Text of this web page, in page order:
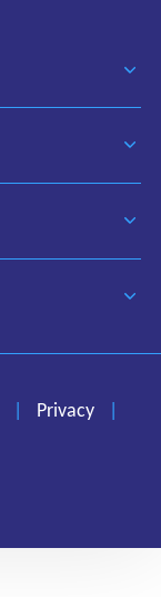
| Privacy
|